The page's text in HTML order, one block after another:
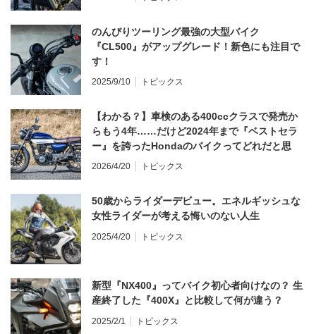
のんびりツーリング最強の大型バイク
『CL500』がアップグレード！新色にも注目で
す！
2025/9/10 トピックス
【わかる？】車検のある400ccクラスで発売か
らもう4年……だけど2024年まで『ベストセラ
ー』を誇ったHondaのバイクってどれだと思
う？
2026/4/20 トピックス
50歳からライダーデビュー。エネルギッシュな
女性ライダーが考える悔いのない人生
2025/4/20 トピックス
新型『NX400』ってバイク初心者向けなの？ 生
産終了した『400X』と比較して何が違う？
2025/2/1 トピックス